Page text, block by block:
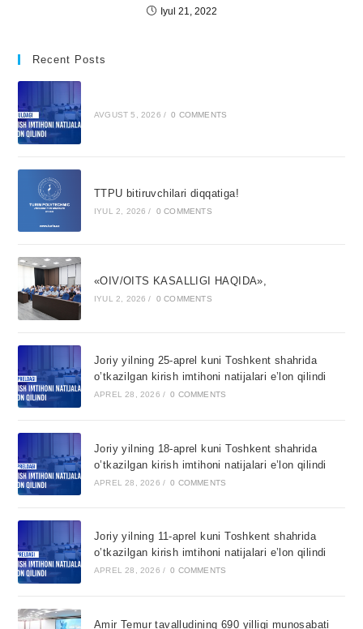
Iyul 21, 2022
Recent Posts
AVGUST 5, 2026 / 0 COMMENTS
TTPU bitiruvchilari diqqatiga!
IYUL 2, 2026 / 0 COMMENTS
«OIV/OITS KASALLIGI HAQIDA»,
IYUL 2, 2026 / 0 COMMENTS
Joriy yilning 25-aprel kuni Toshkent shahrida
o’tkazilgan kirish imtihoni natijalari e’lon qilindi
APREL 28, 2026 / 0 COMMENTS
Joriy yilning 18-aprel kuni Toshkent shahrida
o’tkazilgan kirish imtihoni natijalari e’lon qilindi
APREL 28, 2026 / 0 COMMENTS
Joriy yilning 11-aprel kuni Toshkent shahrida
o’tkazilgan kirish imtihoni natijalari e’lon qilindi
APREL 28, 2026 / 0 COMMENTS
Amir Temur tavalludining 690 yilligi munosabati